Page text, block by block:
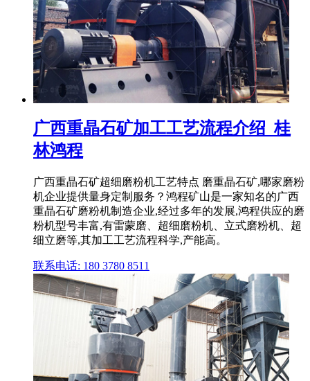
广西重晶石矿加工工艺流程介绍_桂
林鸿程
广西重晶石矿超细磨粉机工艺特点 磨重晶石矿,哪家磨粉
机企业提供量身定制服务？鸿程矿山是一家知名的广西
重晶石矿磨粉机制造企业,经过多年的发展,鸿程供应的磨
粉机型号丰富,有雷蒙磨、超细磨粉机、立式磨粉机、超
细立磨等,其加工工艺流程科学,产能高。
联系电话: 180 3780 8511